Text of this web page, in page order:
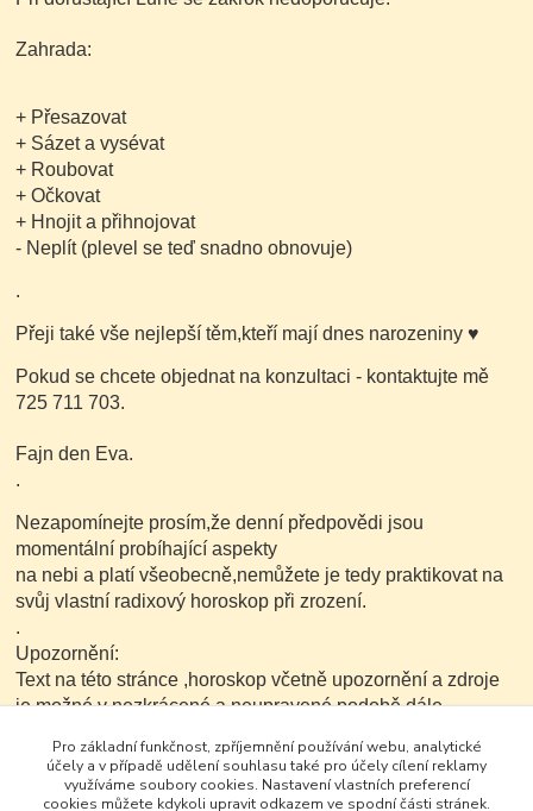
Zahrada:
+ Přesazovat
+ Sázet a vysévat
+ Roubovat
+ Očkovat
+ Hnojit a přihnojovat
- Neplít (plevel se teď snadno obnovuje)
.
Přeji také vše nejlepší těm,kteří mají dnes narozeniny♥
Pokud se chcete objednat na konzultaci - kontaktujte mě
725 711 703.
Fajn den Eva.
.
Nezapomínejte prosím,že denní předpovědi jsou
momentální probíhající aspekty
na nebi a platí všeobecně,nemůžete je tedy praktikovat na
svůj vlastní radixový horoskop při zrození.
.
Upozornění:
Text na této stránce ,horoskop včetně upozornění a zdroje
je možné v nezkrácené a neupravené podobě dále
způsobem.
Pro základní funkčnost, zpříjemnění používání webu, analytické
účely a v případě udělení souhlasu také pro účely cílení reklamy
využíváme soubory cookies. Nastavení vlastních preferencí
cookies můžete kdykoli upravit odkazem ve spodní části stránek.